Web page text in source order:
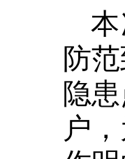
防
隐
户